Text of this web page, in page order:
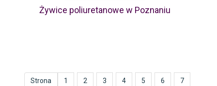
Żywice poliuretanowe w Poznaniu
Strona 1 2 3 4 5 6 7